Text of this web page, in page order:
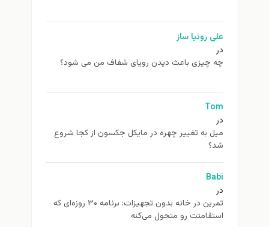
علی روئیا ساز
در
چه چیزی باعث دیدن رویای شفاف من می شود؟
Tom
در
ميل به تغيير چهره در مایکل جکسون از كجا شروع
شد؟
Babi
در
تمرین در خانه بدون تجهیزات: برنامه ۳۰ روزه‌ای که
استقامتت رو متحول می‌کنه